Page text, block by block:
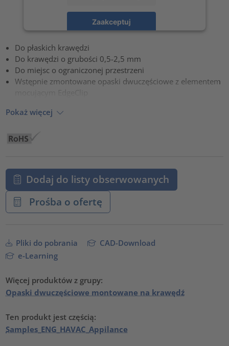
Zaakceptuj
Do płaskich krawędzi
Do krawędzi o grubości 0,5-2,5 mm
Do miejsc o ograniczonej przestrzeni
Wstępnie zmontowane opaski dwuczęściowe z elementem
Pokaż więcej
Dodaj do listy obserwowanych
Prośba o ofertę
Pliki do pobrania
CAD-Download
e-Learning
Więcej produktów z grupy:
Opaski dwuczęściowe montowane na krawędź
Ten produkt jest częścią:
Samples_ENG_HAVAC_Appilance